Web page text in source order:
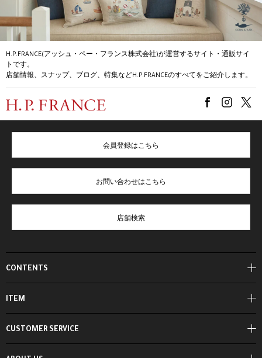
H.P.FRANCE(アッシュ・ペー・フランス株式会社)が運営するサイト・通販サイ
トです。
店舗情報、スナップ、ブログ、特集などH.P.FRANCEのすべてをご紹介します。
CONTENTS
ITEM
会員登録はこちら
お問い合わせはこちら
店舗検索
CUSTOMER SERVICE